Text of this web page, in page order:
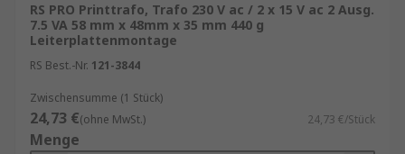
RS PRO Printtrafo, Trafo 230 V ac / 2 x 15 V ac 2 Ausg.
7.5 VA 58 mm x 48mm x 35 mm 440 g
Leiterplattenmontage
RS Best.-Nr. 121-3844
Zwischensumme (1 Stück)
24,73 €(ohne MwSt.) 24,73 €/Stück
Menge